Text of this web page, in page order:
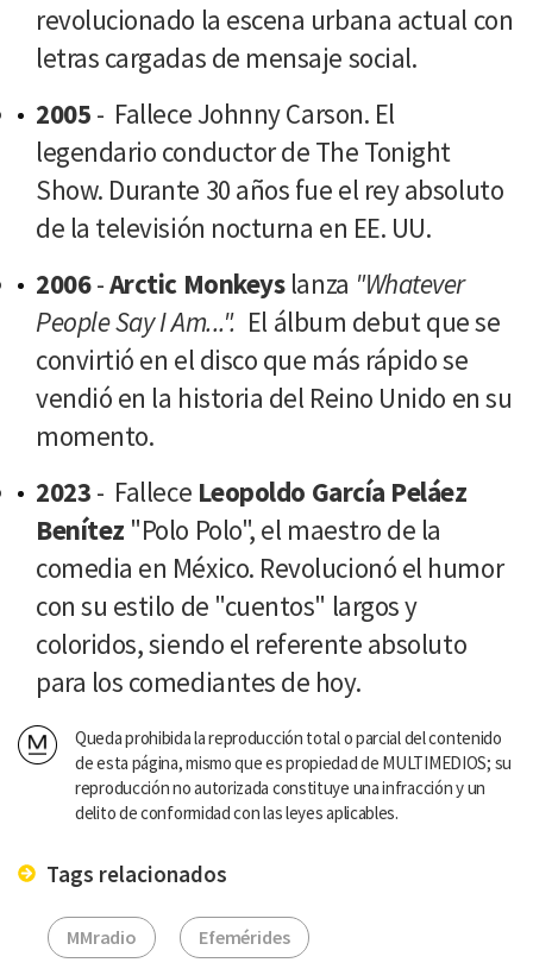
revolucionado la escena urbana actual con
letras cargadas de mensaje social.
2005 - Fallece Johnny Carson. El
legendario conductor de The Tonight
Show. Durante 30 años fue el rey absoluto
de la televisión nocturna en EE. UU.
2006-Arctic Monkeyslanza "Whatever
People Say I Am...". El álbum debut que se
convirtió en el disco que más rápido se
vendió en la historia del Reino Unido en su
momento.
2023 - Fallece Leopoldo García Peláez
Benítez "Polo Polo", el maestro de la
comedia en México. Revolucionó el humor
con su estilo de "cuentos" largos y
coloridos, siendo el referente absoluto
para los comediantes de hoy.
Queda prohibida la reproducción total o parcial del contenido
de esta página, mismo que es propiedad de MULTIMEDIOS; su
reproducción no autorizada constituye una infracción y un
delito de conformidad con las leyes aplicables.
Tags relacionados
MMradio Efemérides